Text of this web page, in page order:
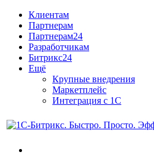
Клиентам
Партнерам
Партнерам24
Разработчикам
Битрикс24
Ещё
Крупные внедрения
Маркетплейс
Интеграция с 1С